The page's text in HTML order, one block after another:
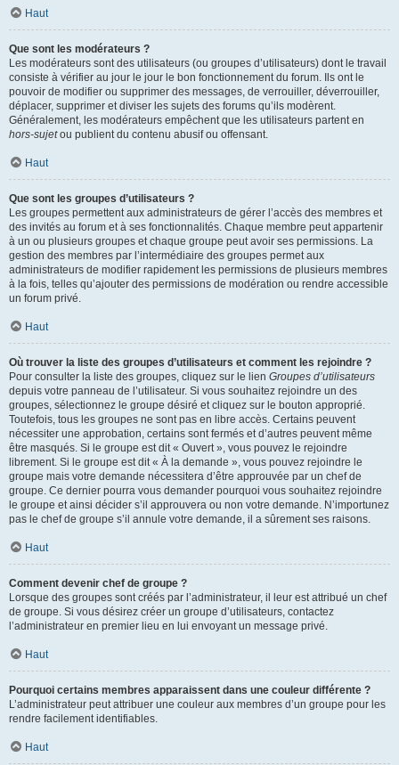
Haut
Que sont les modérateurs ?
Les modérateurs sont des utilisateurs (ou groupes d’utilisateurs) dont le travail
consiste à vérifier au jour le jour le bon fonctionnement du forum. Ils ont le
pouvoir de modifier ou supprimer des messages, de verrouiller, déverrouiller,
déplacer, supprimer et diviser les sujets des forums qu’ils modèrent.
Généralement, les modérateurs empêchent que les utilisateurs partent en
hors-sujetou publient du contenu abusif ou offensant.
Haut
Que sont les groupes d’utilisateurs ?
Les groupes permettent aux administrateurs de gérer l’accès des membres et
des invités au forum et à ses fonctionnalités. Chaque membre peut appartenir
à un ou plusieurs groupes et chaque groupe peut avoir ses permissions. La
gestion des membres par l’intermédiaire des groupes permet aux
administrateurs de modifier rapidement les permissions de plusieurs membres
à la fois, telles qu’ajouter des permissions de modération ou rendre accessible
un forum privé.
Haut
Où trouver la liste des groupes d’utilisateurs et comment les rejoindre ?
Pour consulter la liste des groupes, cliquez sur le lien Groupes d’utilisateurs
depuis votre panneau de l’utilisateur. Si vous souhaitez rejoindre un des
groupes, sélectionnez le groupe désiré et cliquez sur le bouton approprié.
Toutefois, tous les groupes ne sont pas en libre accès. Certains peuvent
nécessiter une approbation, certains sont fermés et d’autres peuvent même
être masqués. Si le groupe est dit « Ouvert », vous pouvez le rejoindre
librement. Si le groupe est dit « À la demande », vous pouvez rejoindre le
groupe mais votre demande nécessitera d’être approuvée par un chef de
groupe. Ce dernier pourra vous demander pourquoi vous souhaitez rejoindre
le groupe et ainsi décider s’il approuvera ou non votre demande. N’importunez
pas le chef de groupe s’il annule votre demande, il a sûrement ses raisons.
Haut
Comment devenir chef de groupe ?
Lorsque des groupes sont créés par l’administrateur, il leur est attribué un chef
de groupe. Si vous désirez créer un groupe d’utilisateurs, contactez
l’administrateur en premier lieu en lui envoyant un message privé.
Haut
Pourquoi certains membres apparaissent dans une couleur différente ?
L’administrateur peut attribuer une couleur aux membres d’un groupe pour les
rendre facilement identifiables.
Haut